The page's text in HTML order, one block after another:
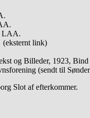
LAA.
(eksternt link)
og Billeder, 1923, Bind
(sendt til
Slot af efterkommer.